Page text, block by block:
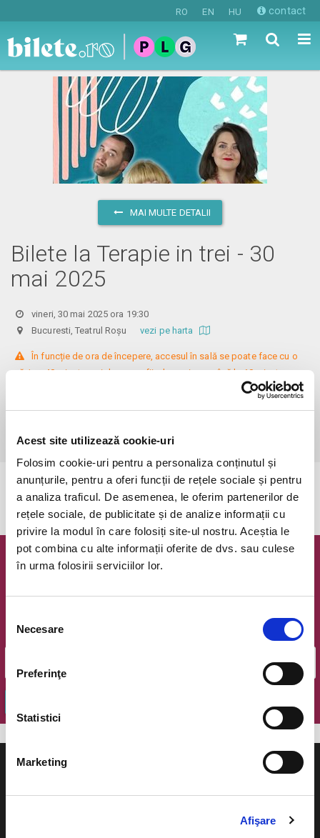
Acest site utilizează cookie-uri
Folosim cookie-uri pentru a personaliza conținutul și
anunțurile, pentru a oferi funcții de rețele sociale și pentru
a analiza traficul. De asemenea, le oferim partenerilor de
rețele sociale, de publicitate și de analize informații cu
privire la modul în care folosiți site-ul nostru. Aceștia le
pot combina cu alte informații oferite de dvs. sau culese
în urma folosirii serviciilor lor.
consimțământului
Necesare
Preferinţe
Statistici
Marketing
Afişare
RO EN HU contact
MAI MULTE DETALII
Bilete la Terapie in trei - 30
mai 2025
vineri, 30 mai 2025 ora 19:30
Bucuresti, Teatrul Roșu vezi pe harta
În funcție de ora de începere, accesul în sală se poate face cu o
oră / cu 40 minute mai devreme, fiind permis cu până la 10 minute
înainte de spectacol. Așezarea se realizează la mese de 2 (nr. limitat), 3
Informații suplimentare, la nr. de telefon 0773 825 249.
Evenimentul a expirat.
Newsletter @ Bilete.ro
Email